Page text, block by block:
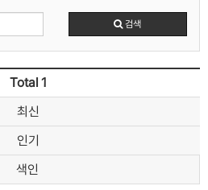
검색
Total 1
최신
인기
색인